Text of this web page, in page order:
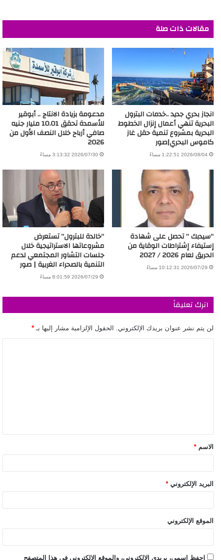
مقالات ذات صلة
انجاز بحري جديد ..خدمات البترول
البحرية تنهي أعمال إنزال الخطوط
البحرية بمشروع تنمية حقل غاز
كاموس البحري|صور
2026/08/04 1:22:51 مساءً
مدعومة بزيادة الانتاج .. أبوقير
للأسمدة تحقق 10.01 مليار جنيه
صافي أرباح خلال النصف الأول من
2026
2026/07/30 3:13:32 مساءً
“سيدبك ” تحصل على شهادة
إستيفاء إشتراطات الوقاية من
الحريق لعام 2026 / 2027
2026/07/29 10:12:31 مساءً
“خالدة للبترول” تستعرض
مشروعاتها الاستراتيجية خلال
جلسات التشاور المجتمعي لدعم
التنمية بالصحراء الغربية | صور
2026/07/29 8:01:59 مساءً
اترك تعليقاً
لن يتم نشر عنوان بريدك الإلكتروني. الحقول الإلزامية مشار إليها بـ *
الاسم *
البريد الإلكتروني *
الموقع الإلكتروني
احفظ اسمي، بريدي الإلكتروني، والموقع الإلكتروني في هذا المتصفح